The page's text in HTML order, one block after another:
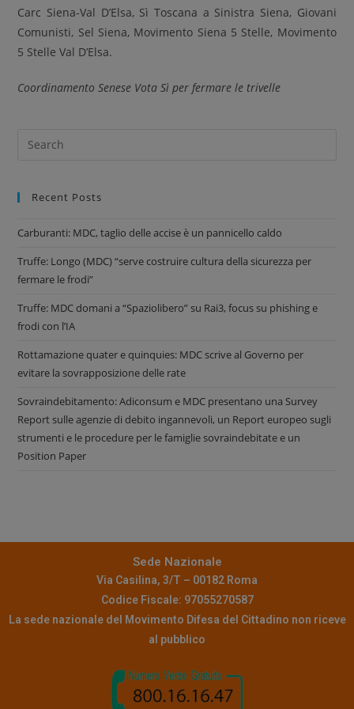
Carc Siena-Val D’Elsa, Sì Toscana a Sinistra Siena, Giovani
Comunisti, Sel Siena, Movimento Siena 5 Stelle, Movimento
5 Stelle Val D’Elsa.
Coordinamento Senese Vota Sì per fermare le trivelle
Recent Posts
Carburanti: MDC, taglio delle accise è un pannicello caldo
Truffe: Longo (MDC) “serve costruire cultura della sicurezza per
fermare le frodi”
Truffe: MDC domani a “Spaziolibero” su Rai3, focus su phishing e
frodi con l’IA
Rottamazione quater e quinquies: MDC scrive al Governo per
evitare la sovrapposizione delle rate
Sovraindebitamento: Adiconsum e MDC presentano una Survey
Report sulle agenzie di debito ingannevoli, un Report europeo sugli
strumenti e le procedure per le famiglie sovraindebitate e un
Position Paper
Sede Nazionale
Via Casilina, 3/T – 00182 Roma
Codice Fiscale: 97055270587
La sede nazionale del Movimento Difesa del Cittadino non riceve
al pubblico